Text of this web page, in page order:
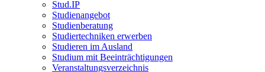
Stud.IP
Studienangebot
Studienberatung
Studiertechniken erwerben
Studieren im Ausland
Studium mit Beeinträchtigungen
Veranstaltungsverzeichnis